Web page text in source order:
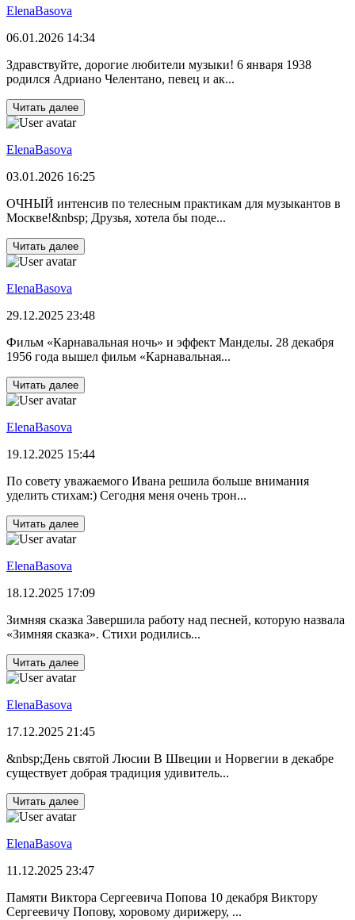
ElenaBasova
06.01.2026 14:34
Здравствуйте, дорогие любители музыки! 6 января 1938
родился Адриано Челентано, певец и ак...
Читать далее
ElenaBasova
03.01.2026 16:25
ОЧНЫЙ интенсив по телесным практикам для музыкантов в
Москве!&nbsp; Друзья, хотела бы поде...
Читать далее
ElenaBasova
29.12.2025 23:48
Фильм «Карнавальная ночь» и эффект Манделы. 28 декабря
1956 года вышел фильм «Карнавальная...
Читать далее
ElenaBasova
19.12.2025 15:44
По совету уважаемого Ивана решила больше внимания
уделить стихам:) Сегодня меня очень трон...
Читать далее
ElenaBasova
18.12.2025 17:09
Зимняя сказка Завершила работу над песней, которую назвала
«Зимняя сказка». Стихи родились...
Читать далее
ElenaBasova
17.12.2025 21:45
&nbsp;День святой Люсии В Швеции и Норвегии в декабре
существует добрая традиция удивитель...
Читать далее
ElenaBasova
11.12.2025 23:47
Памяти Виктора Сергеевича Попова 10 декабря Виктору
Сергеевичу Попову, хоровому дирижеру, ...